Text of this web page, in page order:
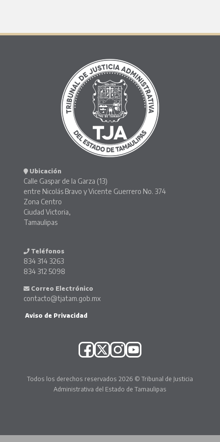
Ubicación
Calle Gaspar de la Garza (13)
entre Nicolás Bravo y Vicente Guerrero No. 374
Zona Centro
Ciudad Victoria,
Tamaulipas
Teléfonos
834 314 3263
834 312 5098
Correo Electrónico
contacto@tjatam.gob.mx
Aviso de Privacidad
Todos los derechos reservados 2026 © Tribunal de Justicia
Administrativa del Estado de Tamaulipas